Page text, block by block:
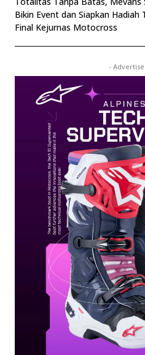
Bikin Event dan Siapkan
Final Kejurnas Motocross
-